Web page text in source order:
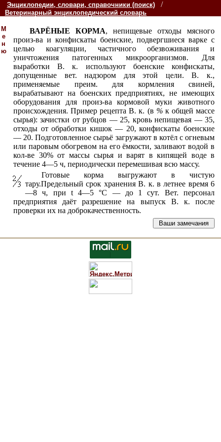
Энциклопедии, словари, справочники (поиск) /
Ветеринарный энциклопедический словарь
М
е
н
ю
ВАРЁНЫЕ КОРМА, непищевые отходы мясного
произ-ва и конфискаты боенские, подвергшиеся варке с
целью коагуляции, частичного обезвоживания и
уничтожения патогенных микроорганизмов. Для
выработки В. к. используют боенские конфискаты,
допущенные вет. надзором для этой цели. В. к.,
применяемые преим. для кормления свиней,
вырабатывают на боенских предприятиях, не имеющих
оборудования для произ-ва кормовой муки животного
происхождения. Пример рецепта В. к. (в %к общей массе
сырья): зачистки от рубцов — 25, кровь непищевая — 35,
отходы от обработки кишок — 20, конфискаты боенские
— 20. Подготовленное сырьё загружают в котёлс огневым
или паровым обогревом на его ёмкости, заливают водой в
кол-ве 30% от массы сырья и варят в кипящей воде в
течение 4—5 ч, периодически перемешивая всю массу.
Готовые корма выгружают в чистую
тару.Предельный срок хранения В. к. в летнее время 6
—8 ч, при t 4—5 °С — до 1 сут. Вет. персонал
предприятия даёт разрешение на выпуск В. к. после
проверки их на доброкачественность.